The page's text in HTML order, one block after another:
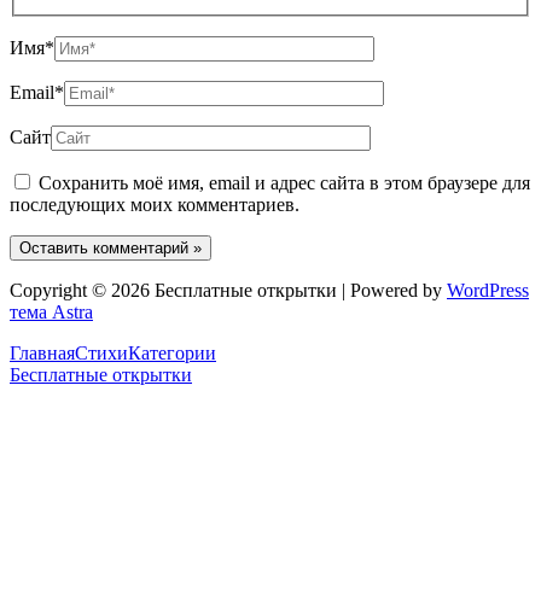
Имя*
Email*
Сайт
Сохранить моё имя, email и адрес сайта в этом браузере для
последующих моих комментариев.
Copyright © 2026 Бесплатные открытки | Powered by WordPress
тема Astra
ГлавнаяСтихиКатегории
Бесплатные открытки